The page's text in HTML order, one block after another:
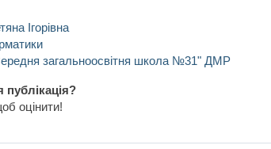
Ігорівна
загальноосвітня школа №31" ДМР
публікація?
оцінити!